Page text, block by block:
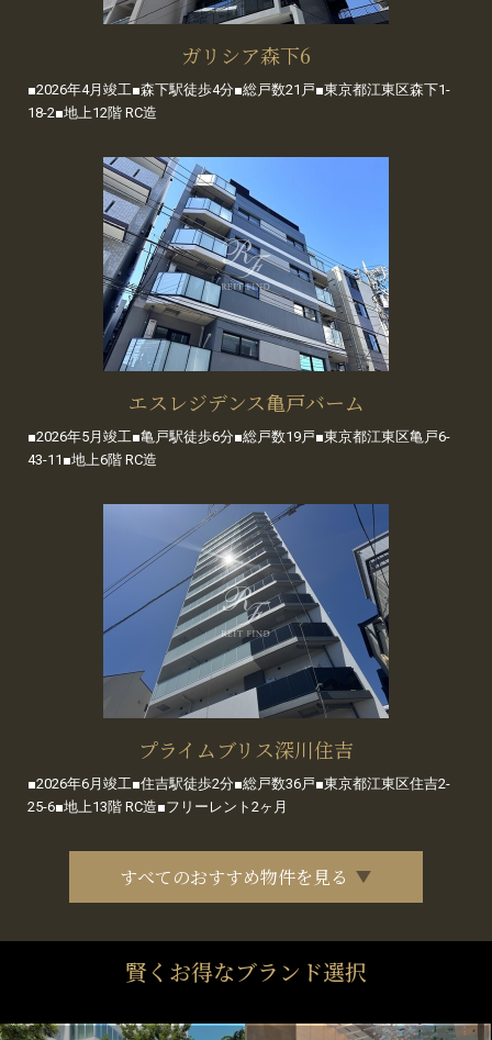
ガリシア森下6
■2026年4月竣工■森下駅徒歩4分■総戸数21戸■東京都江東区森下1-
18-2■地上12階 RC造
エスレジデンス亀戸バーム
■2026年5月竣工■亀戸駅徒歩6分■総戸数19戸■東京都江東区亀戸6-
43-11■地上6階 RC造
プライムブリス深川住吉
■2026年6月竣工■住吉駅徒歩2分■総戸数36戸■東京都江東区住吉2-
25-6■地上13階 RC造■フリーレント2ヶ月
すべてのおすすめ物件を見る
賢くお得なブランド選択